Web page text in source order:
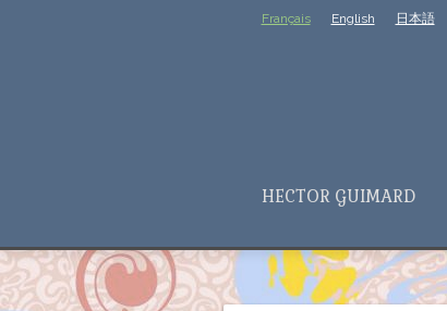
Français English 日本語
HECTOR GUIMARD